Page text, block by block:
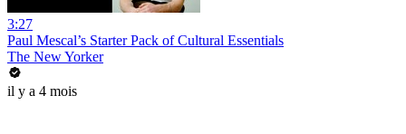
3:27
Paul Mescal’s Starter Pack of Cultural Essentials
The New Yorker
il y a 4 mois